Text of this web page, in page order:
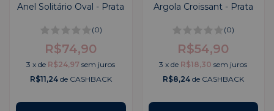
Anel Solitário Oval - Prata
(0)
R$74,90
3 xde R$24,97 sem juros
R$11,24de CASHBACK
Argola Croissant - Prata
(0)
R$54,90
3 xde R$18,30 sem juros
R$8,24de CASHBACK